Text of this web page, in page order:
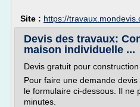
Site : https://
Devis des travaux:
maison individuelle ...
Devis gratuit pour
Pour faire une demande
le formulaire ci-dessous. Il ne
minutes.